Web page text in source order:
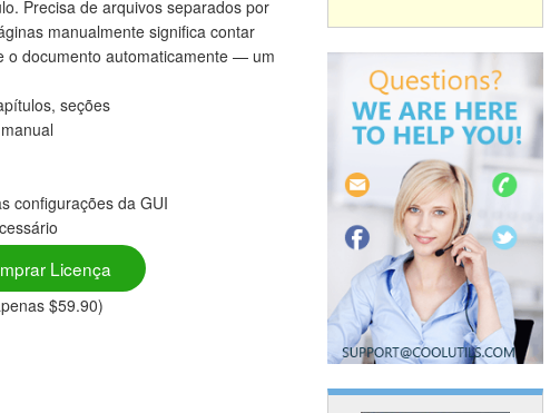
Precisa de arquivos separados por
manualmente significa contar
o documento automaticamente — um
seções
configurações da GUI
Licença
$59.90)